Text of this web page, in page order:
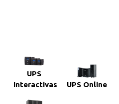
UPS
Interactivas
UPS Online